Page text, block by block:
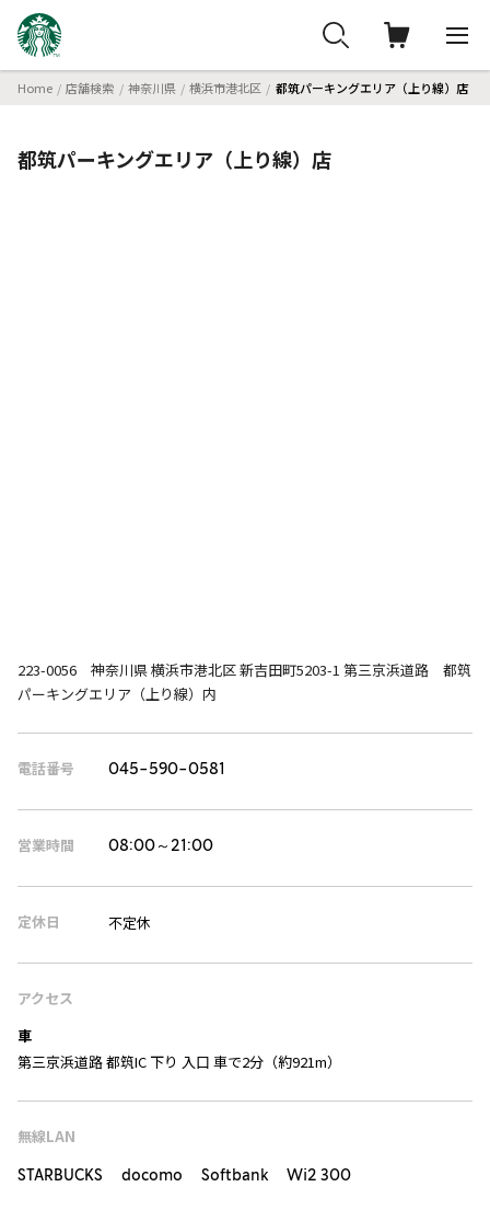
Home 店舗検索 神奈川県 横浜市港北区 都筑パーキングエリア（上り線）店
都筑パーキングエリア（上り線）店
223-0056 神奈川県 横浜市港北区 新吉田町5203-1 第三京浜道路 都筑
パーキングエリア（上り線）内
電話番号 045-590-0581
営業時間 08:00～21:00
定休日 不定休
アクセス
車
第三京浜道路 都筑IC 下り 入口 車で2分（約921m）
無線LAN
STARBUCKS docomo Softbank Wi2 300